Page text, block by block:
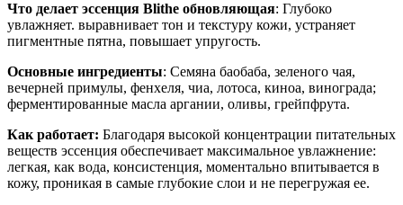
Что делает эссенция Blithe обновляющая: Глубоко
увлажняет. выравнивает тон и текстуру кожи, устраняет
пигментные пятна, повышает упругость.
Основные ингредиенты: Семяна баобаба, зеленого чая,
вечерней примулы, фенхеля, чиа, лотоса, киноа, винограда;
ферментированные масла аргании, оливы, грейпфрута.
Как работает: Благодаря высокой концентрации питательных
веществ эссенция обеспечивает максимальное увлажнение:
легкая, как вода, консистенция, моментально впитывается в
кожу, проникая в самые глубокие слои и не перегружая ее.